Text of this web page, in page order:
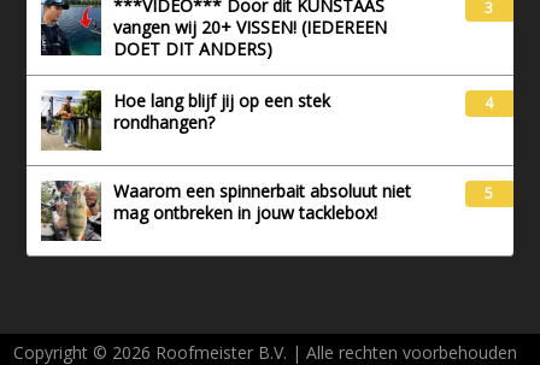
***VIDEO*** Door dit KUNSTAAS
vangen wij 20+ VISSEN! (IEDEREEN
DOET DIT ANDERS)
3
Hoe lang blijf jij op een stek
rondhangen?
4
Waarom een spinnerbait absoluut niet
mag ontbreken in jouw tacklebox!
5
Copyright © 2026 Roofmeister B.V. | Alle rechten voorbehouden